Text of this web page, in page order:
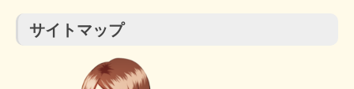
サイトマップ